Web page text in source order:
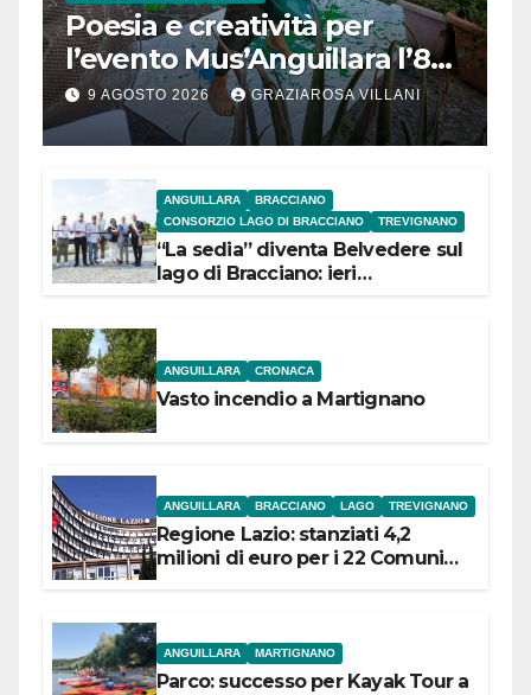
Poesia e creatività per
l’evento Mus’Anguillara l’8
agosto 2026 al Museo
Contadino
9 AGOSTO 2026 GRAZIAROSA VILLANI
ANGUILLARA
BRACCIANO
CONSORZIO LAGO DI BRACCIANO
TREVIGNANO
“La sedia” diventa Belvedere sul
lago di Bracciano: ieri
ANGUILLARA CRONACA
Vasto incendio a Martignano
ANGUILLARA BRACCIANO LAGO TREVIGNANO
Regione Lazio: stanziati 4,2
milioni di euro per i 22 Comuni
ANGUILLARA MARTIGNANO
Parco: successo per Kayak Tour a